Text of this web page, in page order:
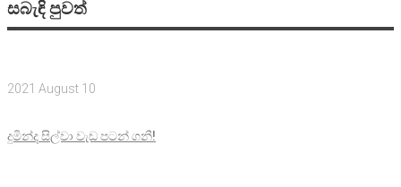
සබැඳි පුවත්
2021 August 10
දුමින්ද සිල්වා වැඩ පටන් ගනී!